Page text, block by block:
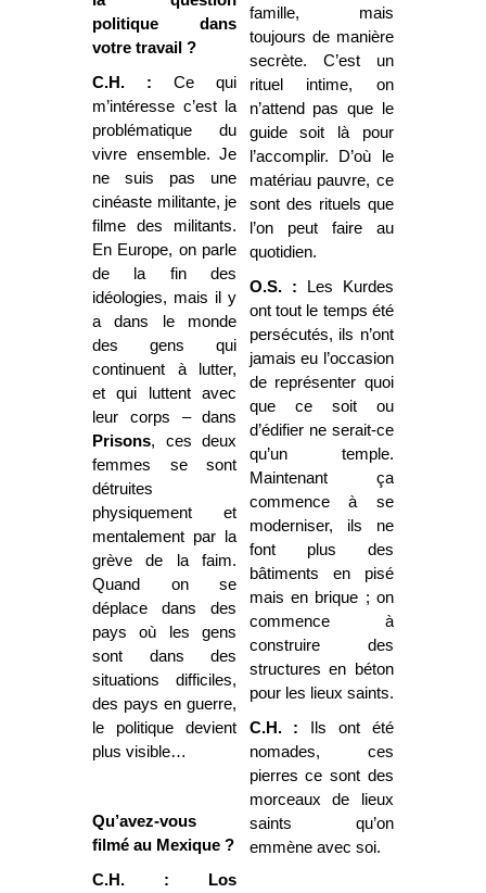
politique dans
votre travail ?
C.H. : Ce qui
m’intéresse c’est la
problématique du
vivre ensemble. Je
ne suis pas une
cinéaste militante, je
filme des militants.
En Europe, on parle
de la fin des
idéologies, mais il y
a dans le monde
des gens qui
continuent à lutter,
et qui luttent avec
leur corps – dans
Prisons, ces deux
femmes se sont
détruites
physiquement et
mentalement par la
grève de la faim.
Quand on se
déplace dans des
pays où les gens
sont dans des
situations difficiles,
des pays en guerre,
le politique devient
plus visible…
Qu’avez-vous
filmé au Mexique ?
C.H. :
Los
famille, mais
toujours de manière
secrète. C’est un
rituel intime, on
n’attend pas que le
guide soit là pour
l’accomplir. D’où le
matériau pauvre, ce
sont des rituels que
l’on peut faire au
quotidien.
O.S. : Les Kurdes
ont tout le temps été
persécutés, ils n’ont
jamais eu l’occasion
de représenter quoi
que ce soit ou
d’édifier ne serait-ce
qu’un temple.
Maintenant ça
commence à se
moderniser, ils ne
font plus des
bâtiments en pisé
mais en brique ; on
commence à
construire des
structures en béton
pour les lieux saints.
C.H. : Ils ont été
nomades, ces
pierres ce sont des
morceaux de lieux
saints qu’on
emmène avec soi.